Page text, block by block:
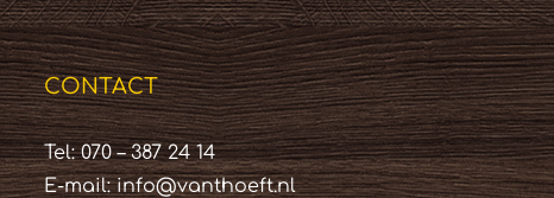
CONTACT
Tel: 070 – 387 24 14
E-mail:info@vanthoeft.nl